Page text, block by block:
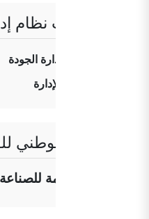
معلومات نظام
حالة نظام إدارة الجودة
تنفيذ نظام الإدارة
المعهد الوطني
الهيئة العامة للصناعة